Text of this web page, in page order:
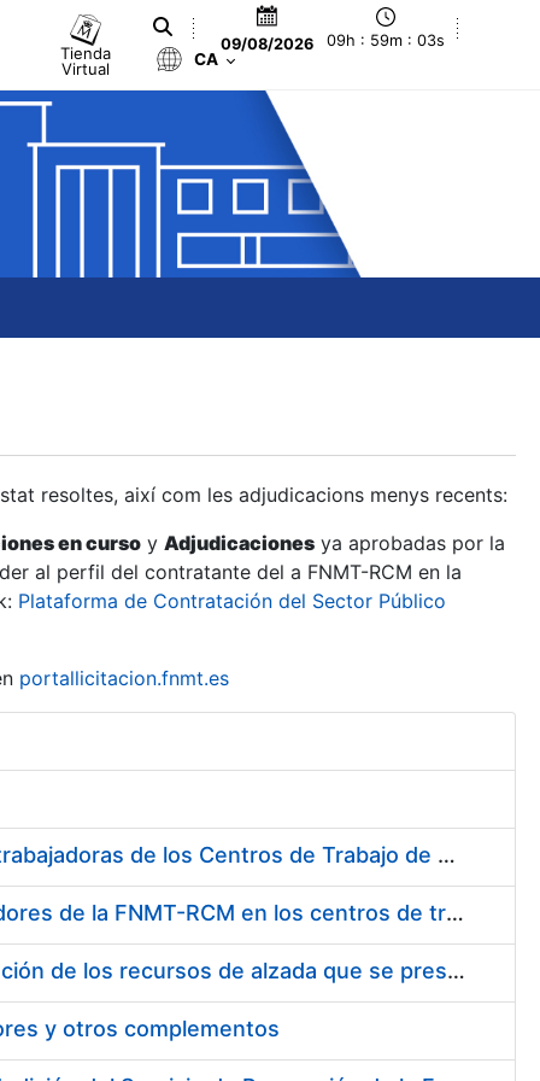
Tienda
Virtual
09/08/2026 09h : 59m : 04s
CA
resoltes, així com les adjudicacions menys recents:
en curso y Adjudicaciones ya aprobadas por la
al perfil del contratante del a FNMT-RCM en la
Plataforma de Contratación del Sector Público
portallicitacion.fnmt.es
Suministro de Protectores Auditivos a medida para las personas trabajadoras de los Centros de Trabajo de Madrid y Burgos
Suministro de gafas graduadas antiproyecciones para los trabajadores de la FNMT-RCM en los centros de trabajo de Madrid y Burgos
Servicios de una empresa externa para el asesoramiento y resolución de los recursos de alzada que se presentan relacionados con procesos de selección para la FNMT-RCM
y otros complementos